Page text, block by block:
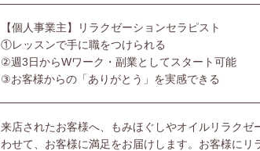
【個人事業主】リラクゼーションセラピスト
①レッスンで手に職をつけられる
②週3日からWワーク・副業としてスタート可能
③お客様からの「ありがとう」を実感できる
来店されたお客様へ、もみほぐしやオイルリラクゼ
わせて、お客様に満足をお届けします。お客様にリ